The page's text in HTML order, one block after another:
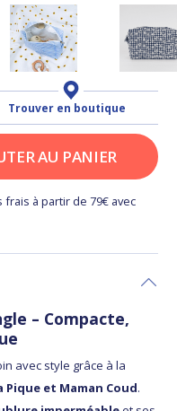
Trouver en boutique
AU PANIER
à partir de 79€ avec
– Compacte,
avec style grâce à la
et Maman Coud.